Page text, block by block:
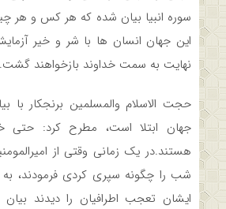
سوره انبیا بیان شده که هر کس و هر
این جهان انسان ها با شر و خیر
نهایت به سمت خداوند بازخواهند گشت.
حجت الاسلام والمسلمین برنجکار با
جهان ابتلا است، مطرح کرد: حتی
هستند.در یک زمانی وقتی از
شب را چگونه سپری کردی فرمودند،
ایشان تعجب اطرافیان را دیدند